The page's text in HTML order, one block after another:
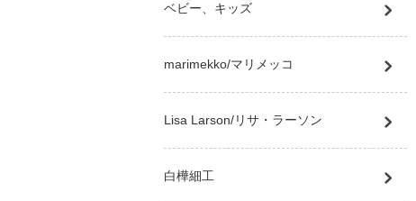
ベビー、キッズ
marimekko/マリメッコ
Lisa Larson/リサ・ラーソン
白樺細工